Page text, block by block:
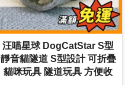
汪喵星球 DogCatStar S型
靜音貓隧道 S型設計 可折疊
貓咪玩具 隧道玩具 方便收